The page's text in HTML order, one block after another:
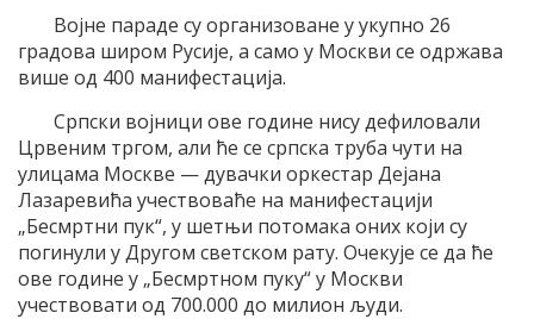
Војне параде су организоване у укупно 26
градова широм Русије, а само у Москви се одржава
више од 400 манифестација.
Српски војници ове године нису дефиловали
Црвеним тргом, али ће се српска труба чути на
улицама Москве — дувачки оркестар Дејана
Лазаревића учествоваће на манифестацији
„Бесмртни пук“, у шетњи потомака оних који су
погинули у Другом светском рату. Очекује се да ће
ове године у „Бесмртном пуку“ у Москви
учествовати од 700.000 до милион људи.